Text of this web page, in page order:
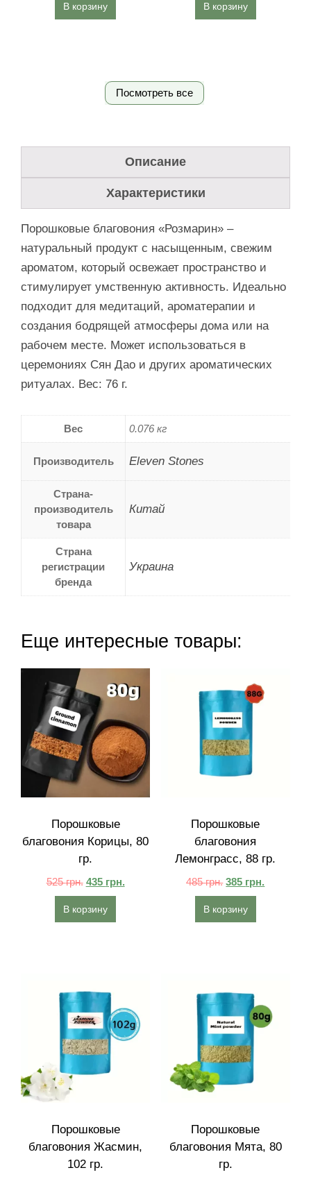
В корзину В корзину
Посмотреть все
Описание
Характеристики
Порошковые благовония «Розмарин» –
натуральный продукт с насыщенным, свежим
ароматом, который освежает пространство и
стимулирует умственную активность. Идеально
подходит для медитаций, ароматерапии и
создания бодрящей атмосферы дома или на
рабочем месте. Может использоваться в
церемониях Сян Дао и других ароматических
ритуалах. Вес: 76 г.
Вес 0.076 кг
Производитель Eleven Stones
Страна-
производитель
товара
Китай
Страна
регистрации
бренда
Украина
Еще интересные товары:
Порошковые
благовония Корицы, 80
гр.
525грн. 435 грн.
В корзину
Порошковые
благовония
Лемонграсс, 88 гр.
485грн. 385 грн.
В корзину
Порошковые
благовония Жасмин,
102 гр.
Порошковые
благовония Мята, 80
гр.